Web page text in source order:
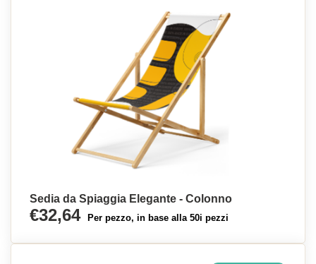
Sedia da Spiaggia Elegante - Colonno
€32,64 Per pezzo, in base alla 50i pezzi